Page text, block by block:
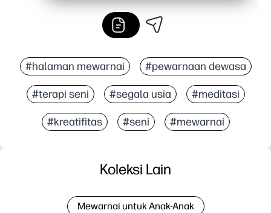
#halaman mewarnai #pewarnaan dewasa
#terapi seni #segala usia #meditasi
#kreatifitas #seni #mewarnai
Koleksi Lain
Mewarnai untuk Anak-Anak